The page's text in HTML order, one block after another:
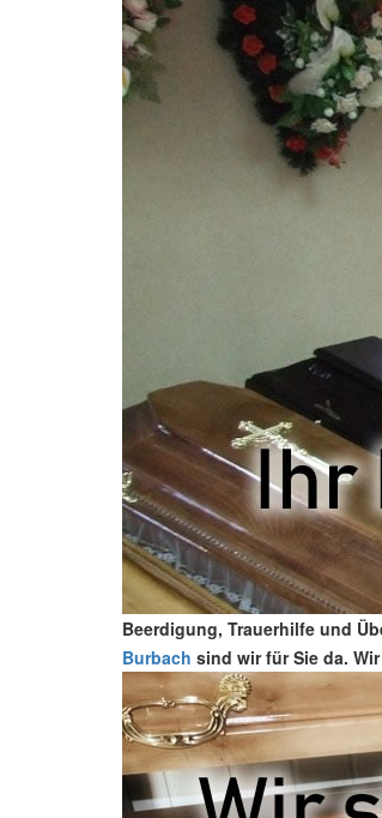
Beerdigung, Trauerhilfe und
Burbach sind wir für Sie da.